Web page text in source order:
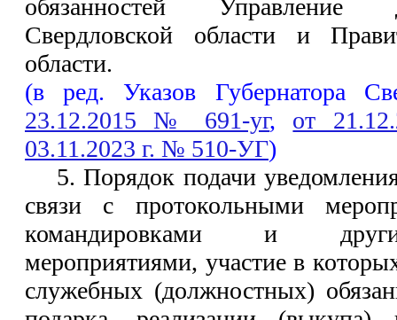
обязанностей Управление
Свердловской области и
области.
(в ред. Указов Губернатора
23.12.2015 № 691-уг, от
03.11.2023 г. № 510-УГ)
5. Порядок подачи
связи с протокольными
командировками и
мероприятиями, участие в
служебных (должностных)